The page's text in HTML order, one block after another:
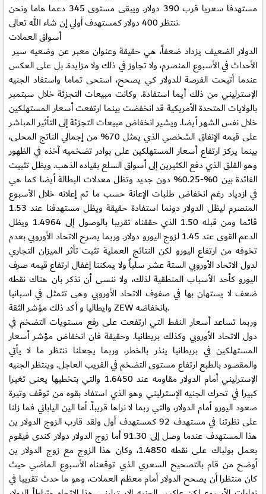
مستهدفا سعريا قرب 390 دولار. ويبقى مستوى 345 دعما هاما ونحن
ننتظر 400 دولار كمستهدف أولي إن شاء الله تعالى.
أسواق العملات
الدولار الضعيف يزداد ضعفاً، هي حقيقة وعنوان معبر عن وضعيه سير
الأحداث في الأسبوع المنصرم، ولا تجاوز في ذلك ولا مزايدة. بل على العكس
عندما أتيحت الفرصة للدولار كي يصحح، استحى تماما واستفاد الجنيه
الإسترليني من ذلك أيما استفادة. وكانت مبيعات التجزئة خلال سبتمبر
بالولايات المتحدة الأمريكية قد انخفضت بينما ارتفعت أسعار المستهلكين
خلال نفس الشهر أيضا. ويشير انخفاض مبيعات التجزئة إلى التأثير المباشر
على قيمه الإنفاق الشخصي الذي يمثل 70% من إجمالي الناتج المحلى،
بينما يركز ارتفاع أسعار المستهلكين على بوادر تضخميه آخذه في الظهور
وهو القلق الذي دفع الكثيرين إلى أسواق السلع بقياده الذهب. ويظل تثبيت
الفائدة بين 0%-0.25% دون جديد وتظل معدلات البطالة أيضا كما هي
في ازدياد رغم انخفاض طلبات الإعانة حسب ما تم إعلانه خلال الأسبوع
المنصرم ليظل الدولار دونما استفادة حقيقة ويظل مستهدفنا عند 1.53
قائما ومن قبله 1.50 الذي حققناه تقريبا بالوصول إلى 1.4964 ويظل
الدعم القوى عند 1.45 لزوج اليورو دولار. وربما يصرح الاتحاد الأوروبي بعدم
تخوفه من ارتفاع اليورو لكن النتائج العملية تثبت تأثر الميزان التجاري
لدول الاتحاد الأوروبي الستة عشر سلباً ولا يمكننا إغفال ارتفاع قيمه صرف
اليورو كأحد الأسباب المنطقية لذلك، ولا ننسى أن نذكر بان هناك نقطه
ضعف لا يستهان بها في صفوف الاتحاد الأوروبي وهى تتمثل في اسبانيا
وايطاليا و أكد ذلك مؤشر الثقة ZEW بانخفاضه.
وربما تساعد أسعار النفط التي ارتفعت على رفع مستويات التضخم في
دول الاتحاد الأوروبي وكذلك بريطانيا. وحقيقة فان انخفاض مؤشر أسعار
المستهلكين في بريطانيا ينذر بالخطر، وربما يجعلنا ننتظر ما لا يأتي
والمقصود بالطبع ارتفاع مستوى التضخم في القريب العاجل. وينتظر الجنيه
الإسترليني أمام الدولار مقاومه عند 1.6450 والتي بتخطيها يعنى تغيرا
كبيرا في تحرك الجنيه الإسترليني وهو الذي استفاد بقوه من توقف وتيرة
صعود اليورو أمام الدولار، والتي ربما لا نراها قريباً. أما الين الياباني فما زلنا
على نظرتنا في مستهدف 92 كمستهدف أول ولقد قارب الزوج الدولار ين
هذا المستهدف عندما وصل إلى 91.30 أما زوج الدولار دولار كندى فيقوم
بعمل بولباك على نقطه 1.4850، وكان هذا الزوج مع زوج الدولار ين
أوضح من قام بالتصحيح السعري الذي توقعناه الأسبوع الماضي حيث
كان منتظرا أن يصحح الدولار أمام معظم العملات، وهو ما حدث تقريبا في